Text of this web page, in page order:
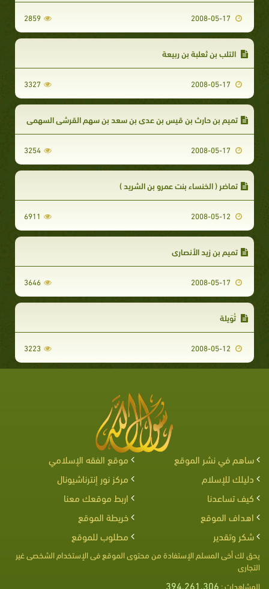
2859
التلب بن ثعلبة بن ربيعة
3327
تميم بن حارث بن قيس بن عدي بن سعد بن سهم القرشي السهمي
3254
تماضر ( الخنساء بنت عمرو بن الشريد )
6911
تميم بن زيد الأنصاري
3646
تُوَيلة
3223
ساهم في نشر الموقع
موقع الفقه الإسلامي
دليلك للإسلام
مركز نور إنترناشيونال
كيف تساعدنا
اربط موقعك معنا
اهداف الموقع
خريطة الموقع
شكر وتقدير
مطلوب للموقع
يحق لك أخى المسلم الإستفادة من محتوى الموقع فى الإستخدام الشخصى غير
التجارى
المشاهدات : 394,261,306